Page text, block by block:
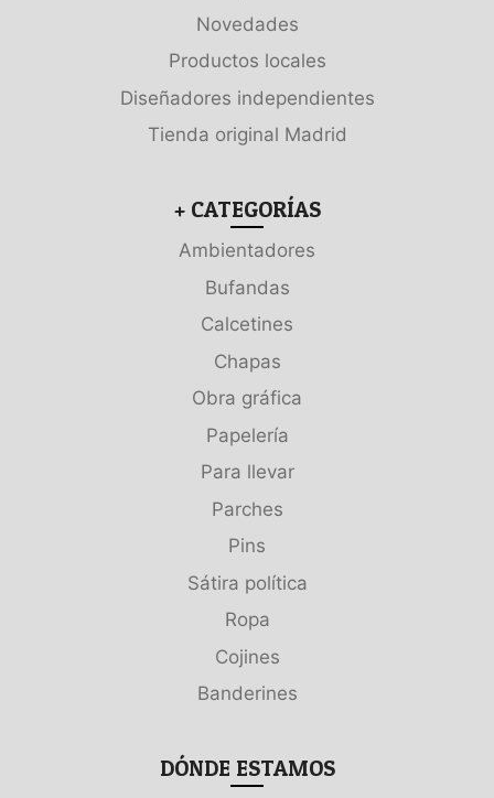
Novedades
Productos locales
Diseñadores independientes
Tienda original Madrid
+ CATEGORÍAS
Ambientadores
Bufandas
Calcetines
Chapas
Obra gráfica
Papelería
Para llevar
Parches
Pins
Sátira política
Ropa
Cojines
Banderines
DÓNDE ESTAMOS